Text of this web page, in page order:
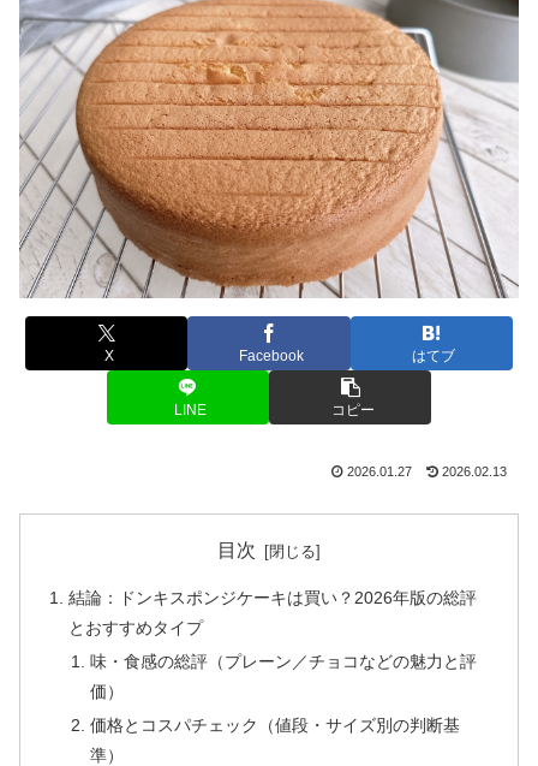
X Facebook はてブ
LINE コピー
2026.01.27 2026.02.13
目次
結論：ドンキスポンジケーキは買い？2026年版の総評
とおすすめタイプ
味・食感の総評（プレーン／チョコなどの魅力と評
価）
価格とコスパチェック（値段・サイズ別の判断基
準）